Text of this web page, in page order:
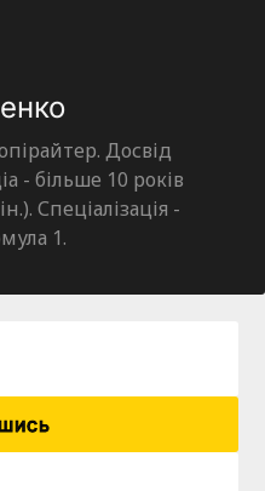
Досвід
- більше 10 років
Спеціалізація -
1.